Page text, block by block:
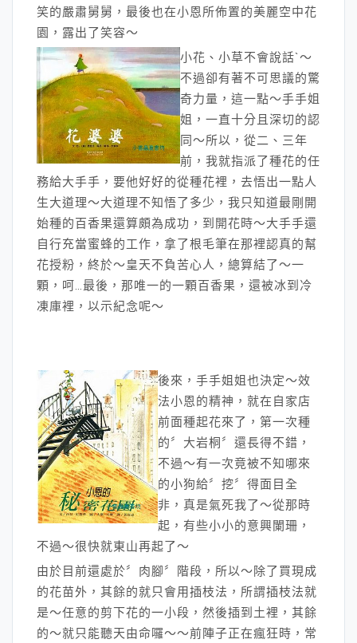
笑的嚴肅舅舅，最後也在小恩所佈置的美麗空中花
園，露出了笑容～
小花、小草不會說話`～
不過卻有著不可思議的驚
奇力量，這一點～手手姐
姐，一直十分且深切的認
同～所以，從二、三年
前，我就指派了種花的任
務給大手手，要他好好的從種花裡，去悟出一點人
生大道理～大道理不知悟了多少，我只知道最剛開
始種的百香果還算頗為成功，到開花時～大手手還
自行充當蜜蜂的工作，拿了根毛筆在那裡認真的幫
花授粉，終於～皇天不負苦心人，總算結了～一
顆，呵…最後，那唯一的一顆百香果，還被冰到冷
凍庫裡，以示紀念呢～
後來，手手姐姐也決定～效
法小恩的精神，就在自家店
前面種起花來了，第一次種
的〞大岩桐〞還長得不錯，
不過～有一次竟被不知哪來
的小狗給〞挖〞得面目全
非，真是氣死我了～從那時
起，有些小小的意興闌珊，
不過～很快就東山再起了～
由於目前還處於〞肉腳〞階段，所以～除了買現成
的花苗外，其餘的就只會用插枝法，所謂插枝法就
是～任意的剪下花的一小段，然後插到土裡，其餘
的～就只能聽天由命囉～～前陣子正在瘋狂時，常